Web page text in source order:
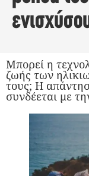
Μπορεί η
ζωής των
τους; Η
συνδέεται με